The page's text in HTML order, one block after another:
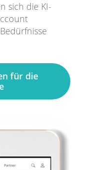
sich die KI-
für die